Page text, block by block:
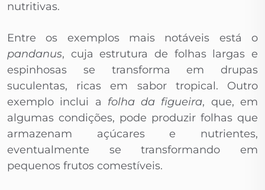
nutritivas.
Entre os exemplos mais notáveis está o
pandanus, cuja estrutura de folhas largas e
espinhosas se transforma em drupas
suculentas, ricas em sabor tropical. Outro
exemplo inclui a folha da figueira, que, em
algumas condições, pode produzir folhas que
armazenam açúcares e nutrientes,
eventualmente se transformando em
pequenos frutos comestíveis.